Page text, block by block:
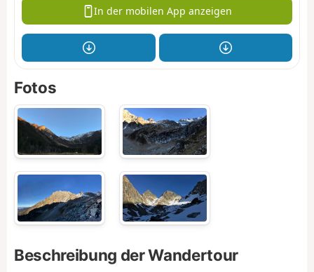
In der mobilen App anzeigen
Fotos
Beschreibung der Wandertour